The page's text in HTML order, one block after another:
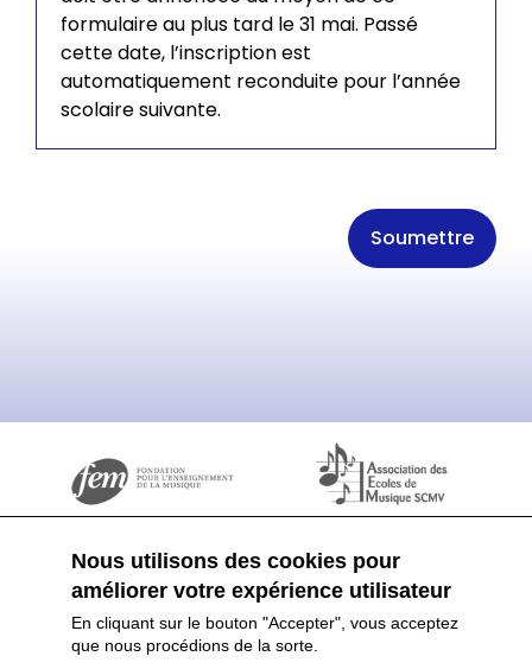
formulaire au plus tard le 31 mai. Passé
cette date, l’inscription est
automatiquement reconduite pour l’année
scolaire suivante.
Nous utilisons des cookies pour
améliorer votre expérience utilisateur
En cliquant sur le bouton "Accepter", vous acceptez
que nous procédions de la sorte.